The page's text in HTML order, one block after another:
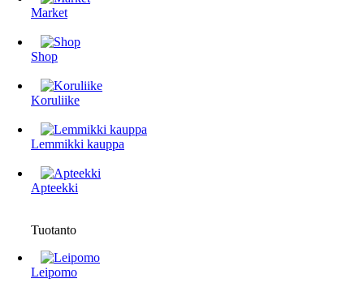
Market
Shop
Koruliike
Lemmikki kauppa
Apteekki
Tuotanto
Leipomo